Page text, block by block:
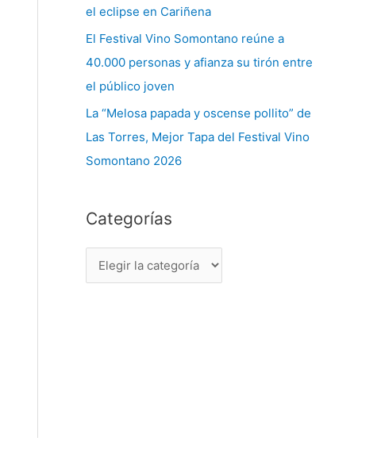
el eclipse en Cariñena
El Festival Vino Somontano reúne a
40.000 personas y afianza su tirón entre
el público joven
La “Melosa papada y oscense pollito” de
Las Torres, Mejor Tapa del Festival Vino
Somontano 2026
Categorías